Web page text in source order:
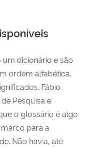
dicionário e são
ordem alfabética,
Fábio
Pesquisa e
o glossário é algo
para a
Não havia, até